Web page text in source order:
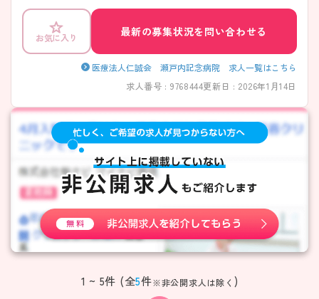
お気に入り 最新の募集状況を問い合わせる
医療法人仁誠会 瀬戸内記念病院 求人一覧はこちら
求人番号 : 9768444更新日 : 2026年1月14日
1 ~ 5件 (全5件※非公開求人は除く )